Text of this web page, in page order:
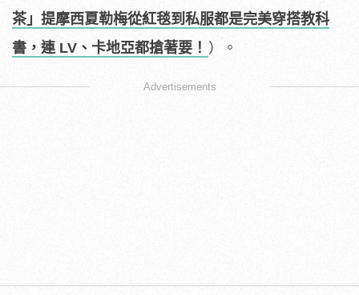
茶」提摩西夏勒梅從紅毯到私服都是完美穿搭教科
書，連 LV、卡地亞都搶著要！ ）。
Advertisements